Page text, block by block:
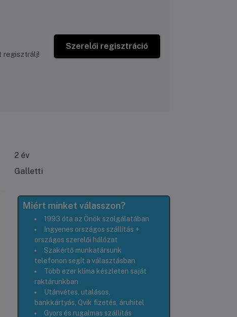
regisztrálj!
Szerelői regisztráció
2 év
Galletti
Miért minket válasszon?
1993 óta az Önök szolgálatában
Ingyenes országos szállítás +
országos szerelői hálózat
Szakértő munkatársunk
telefonon segít a választásban
Több ezer klíma készleten saját
raktárunkban
Utánvétes, utalásos,
bankkártyás, Qvik fizetés, áruhitel
Gyors és rugalmas szállítás